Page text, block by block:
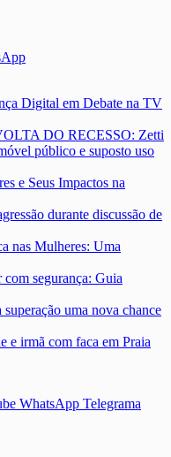
Digital em Debate na TV
DO RECESSO: Zetti
público e suposto uso
e Seus Impactos na
durante discussão de
nas Mulheres: Uma
segurança: Guia
uma nova chance
e irmã com faca em Praia
WhatsApp Telegrama